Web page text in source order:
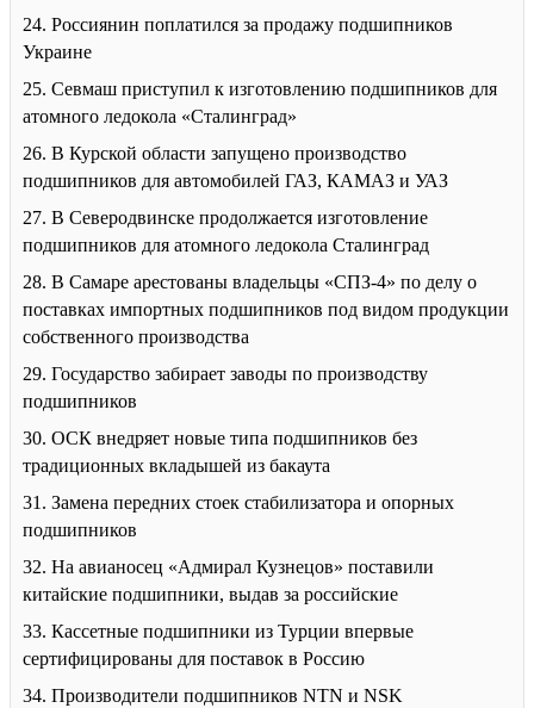
24. Россиянин поплатился за продажу подшипников
Украине
25. Севмаш приступил к изготовлению подшипников для
атомного ледокола «Сталинград»
26. В Курской области запущено производство
подшипников для автомобилей ГАЗ, КАМАЗ и УАЗ
27. В Северодвинске продолжается изготовление
подшипников для атомного ледокола Сталинград
28. В Самаре арестованы владельцы «СПЗ-4» по делу о
поставках импортных подшипников под видом продукции
собственного производства
29. Государство забирает заводы по производству
подшипников
30. ОСК внедряет новые типа подшипников без
традиционных вкладышей из бакаута
31. Замена передних стоек стабилизатора и опорных
подшипников
32. На авианосец «Адмирал Кузнецов» поставили
китайские подшипники, выдав за российские
33. Кассетные подшипники из Турции впервые
сертифицированы для поставок в Россию
34. Производители подшипников NTN и NSK